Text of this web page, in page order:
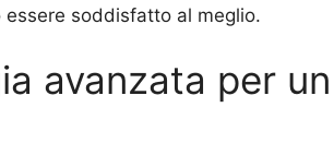
essere soddisfatto al meglio.
avanzata per